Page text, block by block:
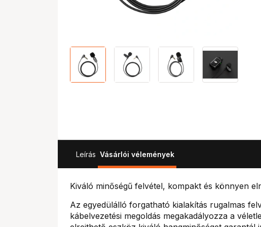
Leírás Vásárlói vélemények
Kiváló minőségű felvétel, kompakt és könnyen
Az egyedülálló forgatható kialakítás rugalmas
kábelvezetési megoldás megakadályozza a